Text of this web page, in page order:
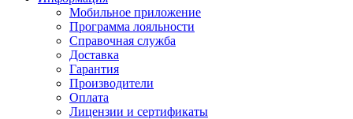
Мобильное приложение
Программа лояльности
Справочная служба
Доставка
Гарантия
Производители
Оплата
Лицензии и сертификаты